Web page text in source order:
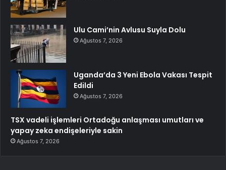
Ulu Cami’nin Avlusu Suyla Dolu
Ağustos 7, 2026
Uganda’da 3 Yeni Ebola Vakası Tespit
Edildi
Ağustos 7, 2026
TSX vadeli işlemleri Ortadoğu anlaşması umutları ve
yapay zeka endişeleriyle sakin
Ağustos 7, 2026